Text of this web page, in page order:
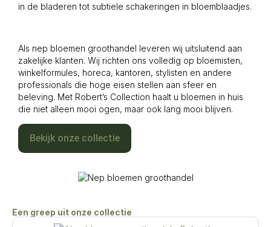
in de bladeren tot subtiele schakeringen in bloemblaadjes.
Als nep bloemen groothandel leveren wij uitsluitend aan
zakelijke klanten. Wij richten ons volledig op bloemisten,
winkelformules, horeca, kantoren, stylisten en andere
professionals die hoge eisen stellen aan sfeer en
beleving. Met Robert’s Collection haalt u bloemen in huis
die niet alleen mooi ogen, maar ook lang mooi blijven.
Bekijk onze collectie
Een greep uit onze collectie